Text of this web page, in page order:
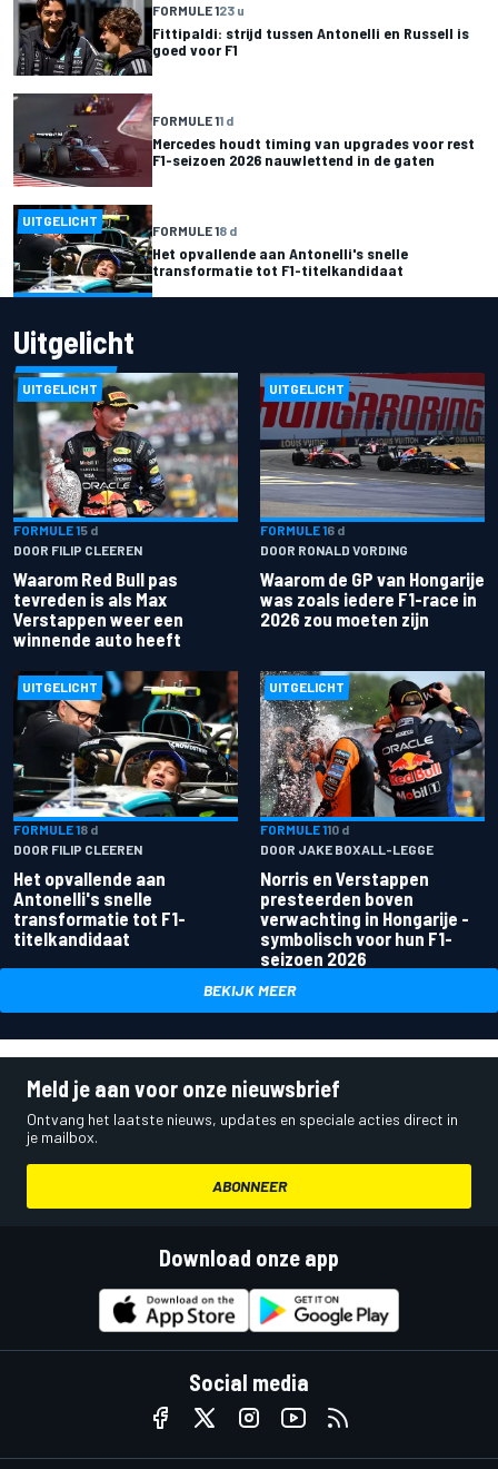
FORMULE 123 u
Fittipaldi: strijd tussen Antonelli en Russell is
goed voor F1
FORMULE 11 d
Mercedes houdt timing van upgrades voor rest
F1-seizoen 2026 nauwlettend in de gaten
UITGELICHT
FORMULE 18 d
Het opvallende aan Antonelli's snelle
transformatie tot F1-titelkandidaat
Uitgelicht
UITGELICHT
FORMULE 15 d
DOOR FILIP CLEEREN
Waarom Red Bull pas
tevreden is als Max
Verstappen weer een
winnende auto heeft
UITGELICHT
FORMULE 16 d
DOOR RONALD VORDING
Waarom de GP van Hongarije
was zoals iedere F1-race in
2026 zou moeten zijn
UITGELICHT
FORMULE 18 d
DOOR FILIP CLEEREN
Het opvallende aan
Antonelli's snelle
transformatie tot F1-
titelkandidaat
UITGELICHT
FORMULE 110 d
DOOR JAKE BOXALL-LEGGE
Norris en Verstappen
presteerden boven
verwachting in Hongarije -
symbolisch voor hun F1-
seizoen 2026
BEKIJK MEER
Meld je aan voor onze nieuwsbrief
Ontvang het laatste nieuws, updates en speciale acties direct in
je mailbox.
ABONNEER
Download onze app
Social media